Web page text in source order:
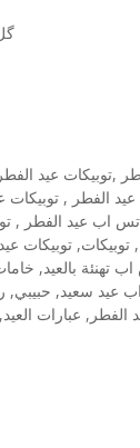
,توبيكات عيد
الفطر ,
اب عيد الفطر ,
, توبيكات,
اب تهنئة بالعيد,
عيد سعيد,
عبارات